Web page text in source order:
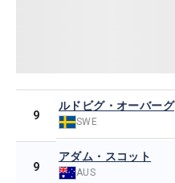
9
ルドビグ・オーバーグ
SWE
9
アダム・スコット
AUS